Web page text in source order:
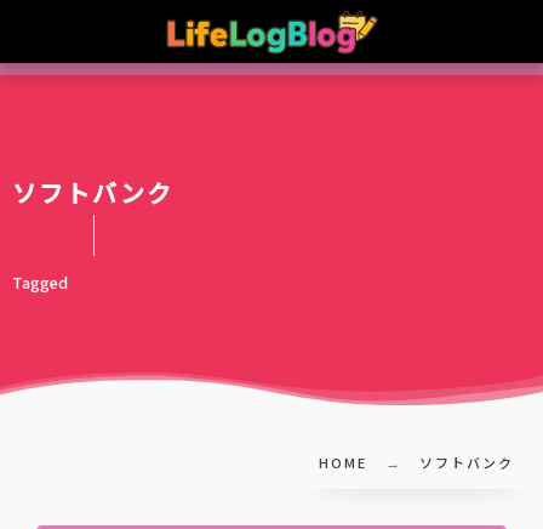
ソフトバンク
Tagged
HOME ソフトバンク